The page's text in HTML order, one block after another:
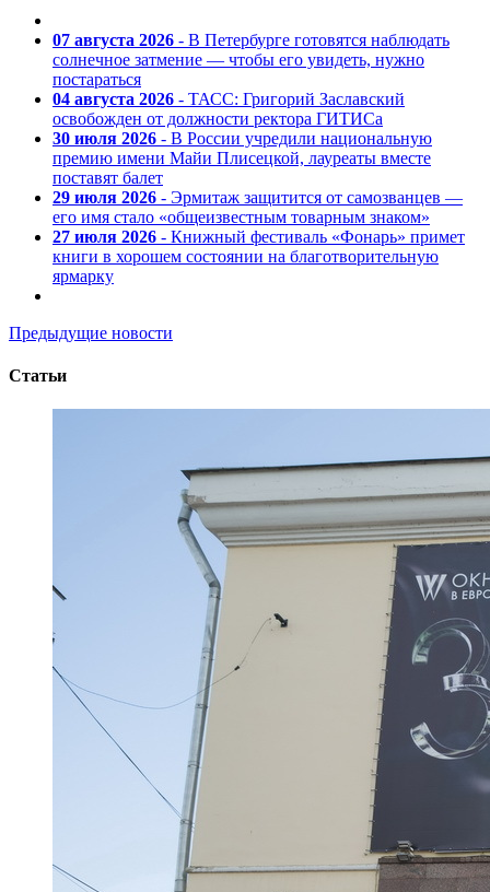
07 августа 2026 - В Петербурге готовятся наблюдать
солнечное затмение — чтобы его увидеть, нужно
постараться
04 августа 2026 - ТАСС: Григорий Заславский
освобожден от должности ректора ГИТИСа
30 июля 2026 - В России учредили национальную
премию имени Майи Плисецкой, лауреаты вместе
поставят балет
29 июля 2026 - Эрмитаж защитится от самозванцев —
его имя стало «общеизвестным товарным знаком»
27 июля 2026 - Книжный фестиваль «Фонарь» примет
книги в хорошем состоянии на благотворительную
ярмарку
Предыдущие новости
Статьи